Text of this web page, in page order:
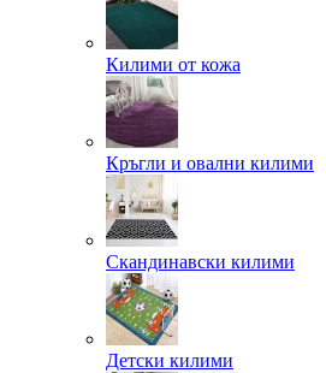
Килими от кожа
Кръгли и овални килими
Скандинавски килими
Детски килими